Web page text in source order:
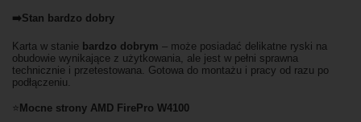
➡️Stan bardzo dobry
Karta w stanie bardzo dobrym – może posiadać delikatne ryski na
obudowie wynikające z użytkowania, ale jest w pełni sprawna
technicznie i przetestowana. Gotowa do montażu i pracy od razu po
podłączeniu.
⭐ Mocne strony AMD FirePro W4100